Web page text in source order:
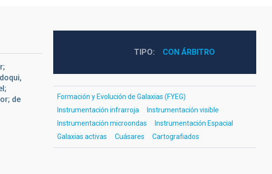
de
TIPO CON ÁRBITRO
Formación y Evolución de Galaxias (FYEG)
Instrumentación infrarroja
Instrumentación visible
Instrumentación microondas
Instrumentación Espacial
Galaxias activas
Cuásares Cartografiados